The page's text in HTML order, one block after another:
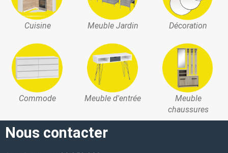
Cuisine Meuble Jardin Décoration
Commode Meuble d'entrée
Meuble
chaussures
Nous contacter